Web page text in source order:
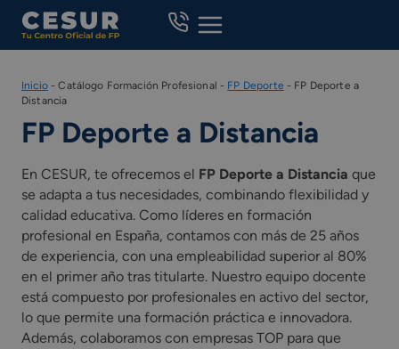
Skip
content
Inicio-Catálogo Formación Profesional - FP Deporte - FP Deporte a
Distancia
FP Deporte a Distancia
En CESUR, te ofrecemos el FP Deporte a Distancia que
se adapta a tus necesidades, combinando flexibilidad y
calidad educativa. Como líderes en formación
profesional en España, contamos con más de 25 años
de experiencia, con una empleabilidad superior al 80%
en el primer año tras titularte. Nuestro equipo docente
está compuesto por profesionales en activo del sector,
lo que permite una formación práctica e innovadora.
Además, colaboramos con empresas TOP para que